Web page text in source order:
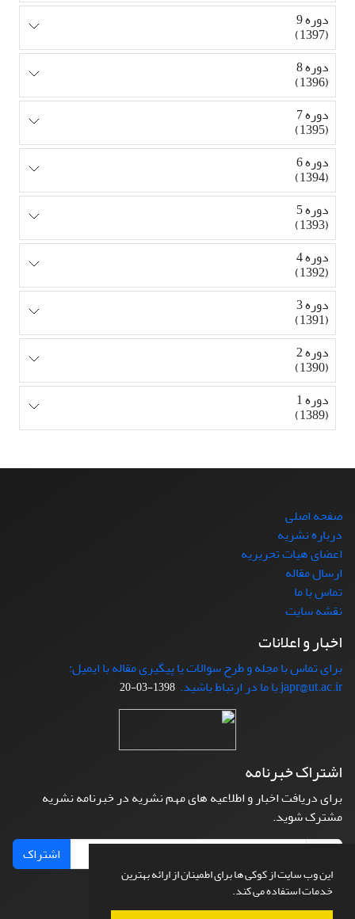
این وب سایت از کوکی ها برای اطمینان از ارائه بهترین
خدمات استفاده می کند.
دوره 9
(1397)
دوره 8
(1396)
دوره 7
(1395)
دوره 6
(1394)
دوره 5
(1393)
دوره 4
(1392)
دوره 3
(1391)
دوره 2
(1390)
دوره 1
(1389)
صفحه اصلی
درباره نشریه
اعضای هیات تحریریه
ارسال مقاله
تماس با ما
نقشه سایت
اخبار و اعلانات
برای تماس با مجله و طرح سوالات یا پیگیری مقاله با ایمیل:
japr@ut.ac.ir با ما در ارتباط باشید.
1398-03-20
اشتراک خبرنامه
برای دریافت اخبار و اطلاعیه های مهم نشریه در خبرنامه نشریه
مشترک شوید.
اشتراک